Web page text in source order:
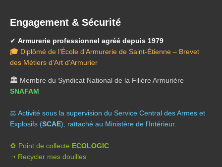
Engagement & Sécurité
✔ Armurerie professionnel agréé depuis 1979
🎓 Diplômé de l’École d’Armurerie de Saint-Étienne – Brevet
des Métiers d’Art d’Armurier
🏛️ Membre du Syndicat National de la Filière Armurière
SNAFAM
⚖️ Activité sous la supervision du Service Central des Armes et
Explosifs (SCAE), rattaché au Ministère de l’Intérieur.
♻️ Point de collecte ECOLOGIC
➝ Recycler mes douilles